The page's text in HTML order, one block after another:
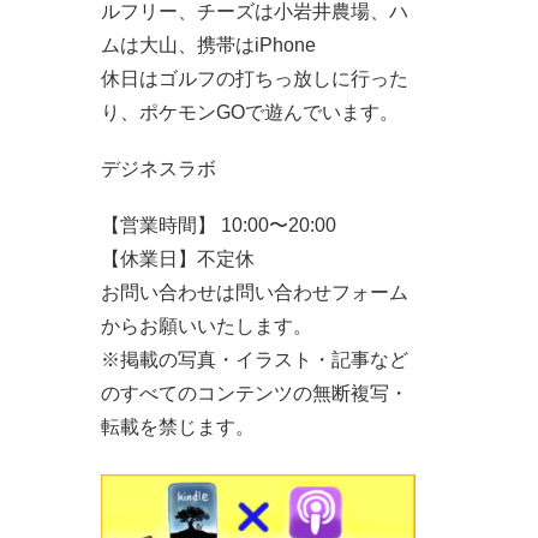
ルフリー、チーズは小岩井農場、ハ
ムは大山、携帯はiPhone
休日はゴルフの打ちっ放しに行った
り、ポケモンGOで遊んでいます。
デジネスラボ
【営業時間】 10:00〜20:00
【休業日】不定休
お問い合わせは問い合わせフォーム
からお願いいたします。
※掲載の写真・イラスト・記事など
のすべてのコンテンツの無断複写・
転載を禁じます。